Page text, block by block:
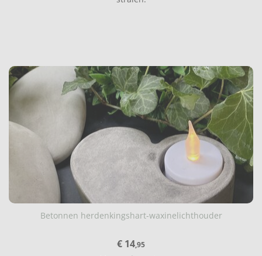
Betonnen herdenkingshart-waxinelichthouder
€ 14,95